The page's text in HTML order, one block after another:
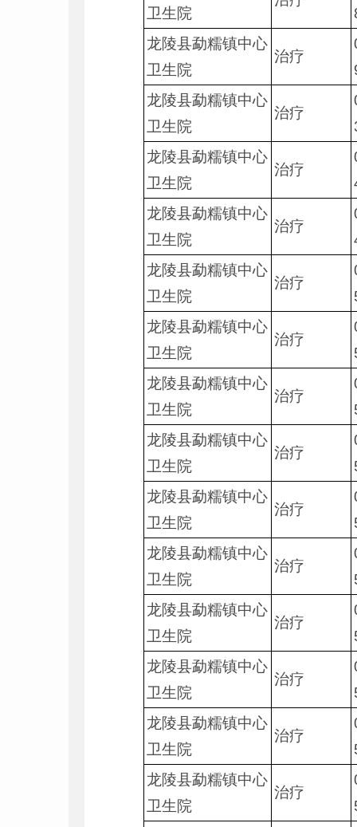
卫生院
龙陵县勐糯镇中心
卫生院
治疗
龙陵县勐糯镇中心
卫生院
治疗
龙陵县勐糯镇中心
卫生院
治疗
龙陵县勐糯镇中心
卫生院
治疗
龙陵县勐糯镇中心
卫生院
治疗
龙陵县勐糯镇中心
卫生院
治疗
龙陵县勐糯镇中心
卫生院
治疗
龙陵县勐糯镇中心
卫生院
治疗
龙陵县勐糯镇中心
卫生院
治疗
龙陵县勐糯镇中心
卫生院
治疗
龙陵县勐糯镇中心
卫生院
治疗
龙陵县勐糯镇中心
卫生院
治疗
龙陵县勐糯镇中心
卫生院
治疗
龙陵县勐糯镇中心
卫生院
治疗